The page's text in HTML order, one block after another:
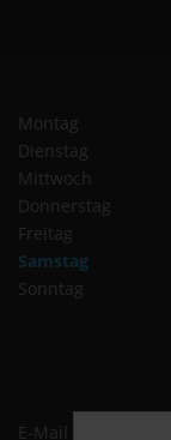
Montag
Dienstag
Mittwoch
Donnerstag
Freitag
Samstag
Sonntag
E-Mail